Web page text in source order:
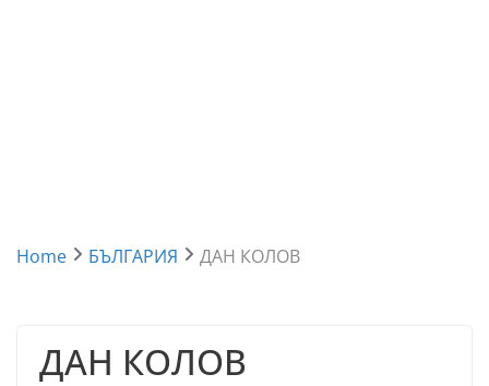
Home БЪЛГАРИЯ ДАН КОЛОВ
ДАН КОЛОВ